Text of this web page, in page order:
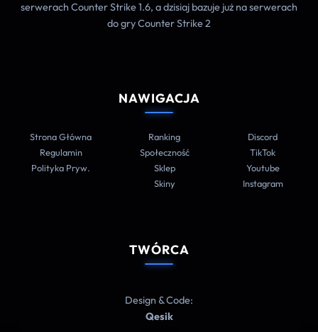
serwerach Counter Strike 1.6, a dzisiaj bazuje już na serwerach
do gry Counter Strike 2
NAWIGACJA
Strona Główna
Regulamin
Polityka Pryw.
Ranking
Społeczność
Sklep
Skiny
Discord
TikTok
Youtube
Instagram
TWÓRCA
Design & Code:
Qesik